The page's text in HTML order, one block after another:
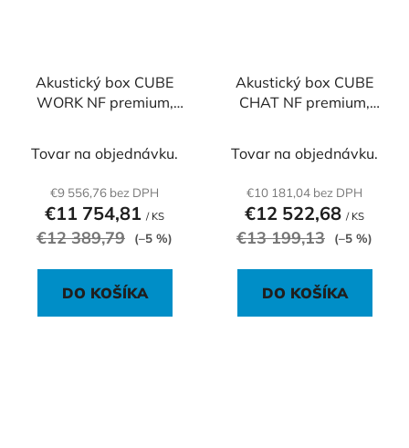
Akustický box CUBE
WORK NF premium,
Tovar na objednávku.
€9 556,76 bez DPH
€11 754,81 / KS
€12 389,79 (–5 %)
DO KOŠÍKA
Akustický box CUBE
CHAT NF premium,
Tovar na objednávku.
€10 181,04 bez DPH
€12 522,68 / KS
€13 199,13 (–5 %)
DO KOŠÍKA